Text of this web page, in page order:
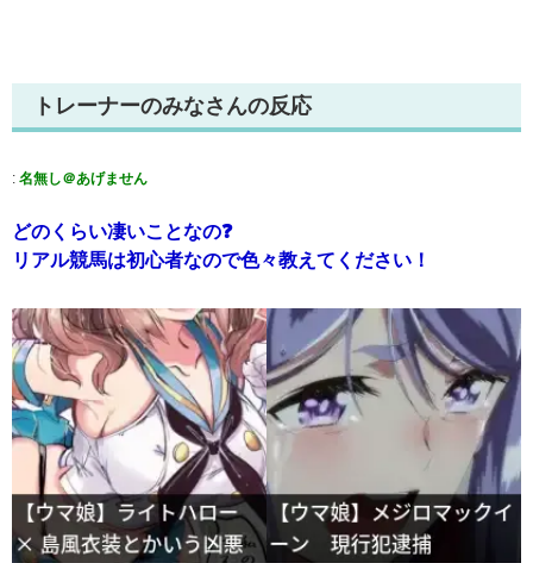
トレーナーのみなさんの反応
: 名無し＠あげません
どのくらい凄いことなの❓
リアル競馬は初心者なので色々教えてください！